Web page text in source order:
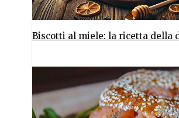
Biscotti al miele: la ricetta della